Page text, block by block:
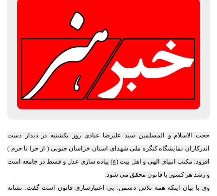
حجت الاسلام و المسلمین سید علیرضا عبادی روز یکشنبه در دیدار دست
اندرکاران نمایشگاه کنگره ملی شهدای استان خراسان جنوبی ( از حرا تا حرم )
افزود: مکتب انبیای الهی و اهل بیت (ع) پیاده سازی عدل و قسط در جامعه است
و رشد هر کشور با قانون محقق می شود.
وی با بیان اینکه همه تلاش دشمن، بی اعتبارسازی قانون است گفت: نشانه